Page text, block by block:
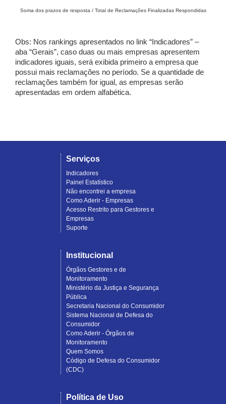
Soma dos prazos de resposta / Total de Reclamações Finalizadas Respondidas
Obs: Nos rankings apresentados no link “Indicadores” –
aba “Gerais”, caso duas ou mais empresas apresentem
indicadores iguais, será exibida primeiro a empresa que
possui mais reclamações no período. Se a quantidade de
reclamações também for igual, as empresas serão
apresentadas em ordem alfabética.
Serviços
Indicadores
Painel Estatístico
Não encontrei a empresa
Como Aderir - Empresas
Acesso Restrito para Gestores e
Empresas
Suporte
Institucional
Órgãos Gestores e de
Monitoramento
Ministério da Justiça e Segurança
Pública
Secretaria Nacional do Consumidor
Sistema Nacional de Defesa do
Consumidor
Como Aderir - Órgãos de
Monitoramento
Quem Somos
Código de Defesa do Consumidor
(CDC)
Política de Uso